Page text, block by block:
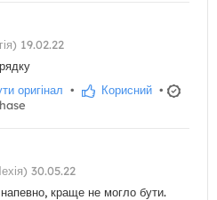
19.02.22
оригінал • Корисний •
30.05.22
напевно, краще не могло бути.